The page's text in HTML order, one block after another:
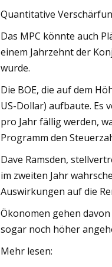
Quantitative
Das MPC könnte auch
einem Jahrzehnt der
wurde.
Die BOE, die auf dem
US-Dollar) aufbaute. Es
pro Jahr fällig werden,
Programm den
Dave Ramsden,
im zweiten Jahr
Auswirkungen auf die
Ökonomen gehen
sogar noch höher
Mehr lesen: